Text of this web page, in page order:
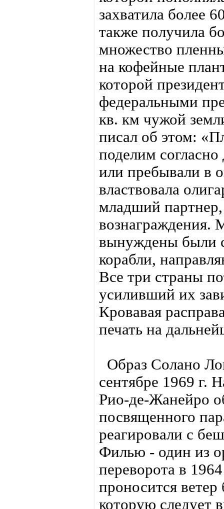
захватила более
также получила
множество
на кофейные
которой
федеральными
кв. км чужой
писал об этом:
поделим
или пребывали в
властвовала
младший
вознаграждения.
вынуждены были
корабли,
Все три страны
усиливший их
Кровавая
печать на
Образ Солано
сентябре 1969 г.
Рио-де-Жанейро
посвященного
реагировали с
Филью - один из
переворота в
проносится
которую следует